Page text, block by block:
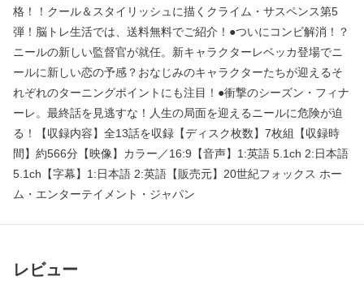
格！！クール＆スタイリッシュに描くクライム・サスペンス第5
弾！脳トレ生活では、送料無料でご紹介！●ついにコンビ解消！？
ニールの新しい監督官が就任。新キャラクターレベッカ登場でニ
ールに新しい恋の予感？おなじみのキャラクターたちが迎えるそ
れぞれのターニングポイントにも注目！●衝撃のシーズン・フィナ
ーレ。最終話を見逃すな！人生の局面を迎えるニールに危険が迫
る！【収録内容】全13話を収録【ディスク枚数】7枚組【収録時
間】約566分【映像】カラー／16:9【音声】1:英語 5.1ch 2:日本語
5.1ch【字幕】1:日本語 2:英語【販売元】20世紀フォックス ホー
ム・エンターテイメント・ジャパン
レビュー